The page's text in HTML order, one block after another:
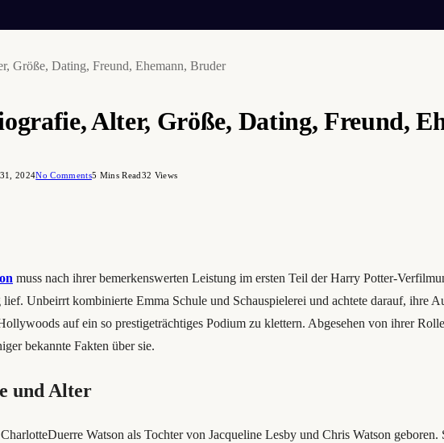
Größe, Dating, Freund, Ehemann, Bruder
Alter, Größe, Dating, Freund,
2024No Comments5 Mins Read32 Views
muss nach ihrer bemerkenswerten Leistung im ersten Teil der Harry Potter-
lief. Unbeirrt kombinierte Emma Schule und Schauspielerei und achtete darauf, ihre
auf ein so prestigeträchtiges Podium zu klettern. Abgesehen von ihrer
bekannte Fakten über sie.
und Alter
Watson als Tochter von Jacqueline Lesby und Chris Watson